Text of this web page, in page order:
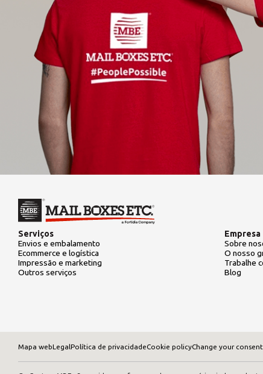
Serviços
Envios e embalamento
Ecommerce e logística
Impressão e marketing
Outros serviços
Empresa
Sobre
O nosso
Trabalhe
Blog
Mapa webLegalPolítica de privacidadeCookie policyChange your consent